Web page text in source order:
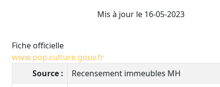
Mis à jour le 16-05-2023
Fiche officielle
www.pop.culture.gouv.fr
Source :
Recensement immeubles MH